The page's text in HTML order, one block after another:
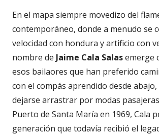
En el mapa siempre movedizo del
contemporáneo, donde a menudo se
velocidad con hondura y artificio con
nombre de Jaime Cala Salasemerge
esos bailaores que han preferido
con el compás aprendido desde
dejarse arrastrar por modas
Puerto de Santa María en 1969, Cala
generación que todavía recibió el